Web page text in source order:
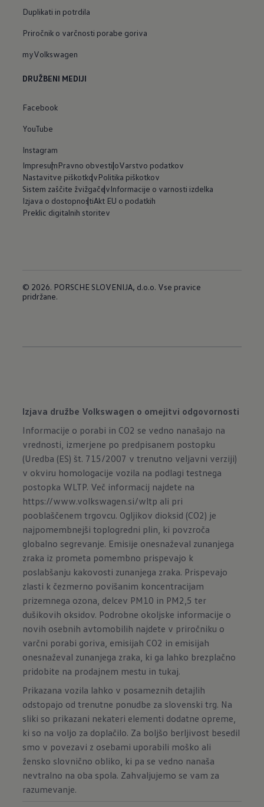
Duplikati in potrdila
Priročnik o varčnosti porabe goriva
myVolkswagen
DRUŽBENI MEDIJI
Facebook
YouTube
Instagram
ImpresumPravno obvestiloVarstvo podatkov
Nastavitve piškotkovPolitika piškotkov
Sistem zaščite žvižgačevInformacije o varnosti izdelka
Izjava o dostopnostiAkt EU o podatkih
Preklic digitalnih storitev
© 2026. PORSCHE SLOVENIJA, d.o.o. Vse pravice
pridržane.
Izjava družbe Volkswagen o omejitvi odgovornosti
Informacije o porabi in CO2 se vedno nanašajo na
vrednosti, izmerjene po predpisanem postopku
(Uredba (ES) št. 715/2007 v trenutno veljavni verziji)
v okviru homologacije vozila na podlagi testnega
postopka WLTP. Več informacij najdete na
https://www.volkswagen.si/wltp ali pri
pooblaščenem trgovcu. Ogljikov dioksid (CO2) je
najpomembnejši toplogredni plin, ki povzroča
globalno segrevanje. Emisije onesnaževal zunanjega
zraka iz prometa pomembno prispevajo k
poslabšanju kakovosti zunanjega zraka. Prispevajo
zlasti k čezmerno povišanim koncentracijam
prizemnega ozona, delcev PM10 in PM2,5 ter
dušikovih oksidov. Podrobne okoljske informacije o
novih osebnih avtomobilih najdete v priročniku o
varčni porabi goriva, emisijah CO2 in emisijah
onesnaževal zunanjega zraka, ki ga lahko brezplačno
pridobite na prodajnem mestu intukaj.
Prikazana vozila lahko v posameznih detajlih
odstopajo od trenutne ponudbe za slovenski trg. Na
sliki so prikazani nekateri elementi dodatne opreme,
ki so na voljo za doplačilo. Za boljšo berljivost besedil
smo v povezavi z osebami uporabili moško ali
žensko slovnično obliko, ki pa se vedno nanaša
nevtralno na oba spola. Zahvaljujemo se vam za
razumevanje.